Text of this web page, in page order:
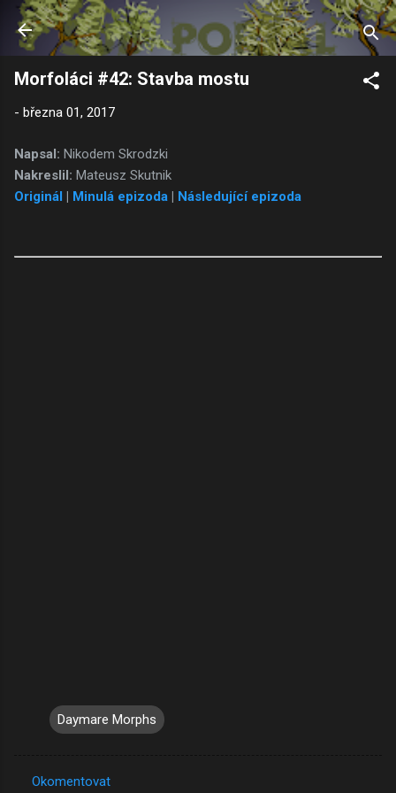
Přeskočit na hlavní obsah
Morfoláci #42: Stavba mostu
- března 01, 2017
Napsal: Nikodem Skrodzki
Nakreslil: Mateusz Skutnik
Originál | Minulá epizoda | Následující epizoda
Daymare Morphs
Okomentovat